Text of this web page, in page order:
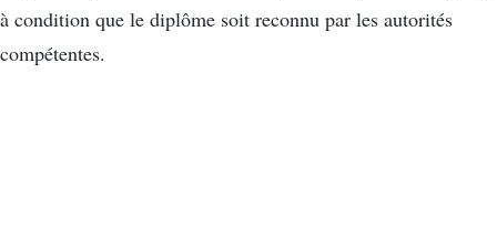
à condition que le diplôme soit reconnu par les autorités
compétentes.